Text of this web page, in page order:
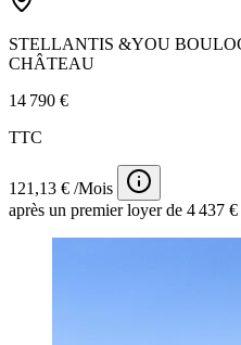
STELLANTIS &YOU
CHÂTEAU
14 790 €
TTC
121,13 € /Mois
après un premier loyer de 4 437 €